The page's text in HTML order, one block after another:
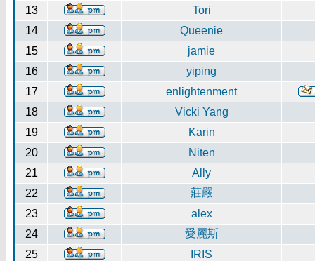
13
Tori
14
Queenie
15
jamie
16
yiping
17
enlightenment
18
Vicki Yang
19
Karin
20
Niten
21
Ally
22
莊嚴
23
alex
24
愛麗斯
25
IRIS